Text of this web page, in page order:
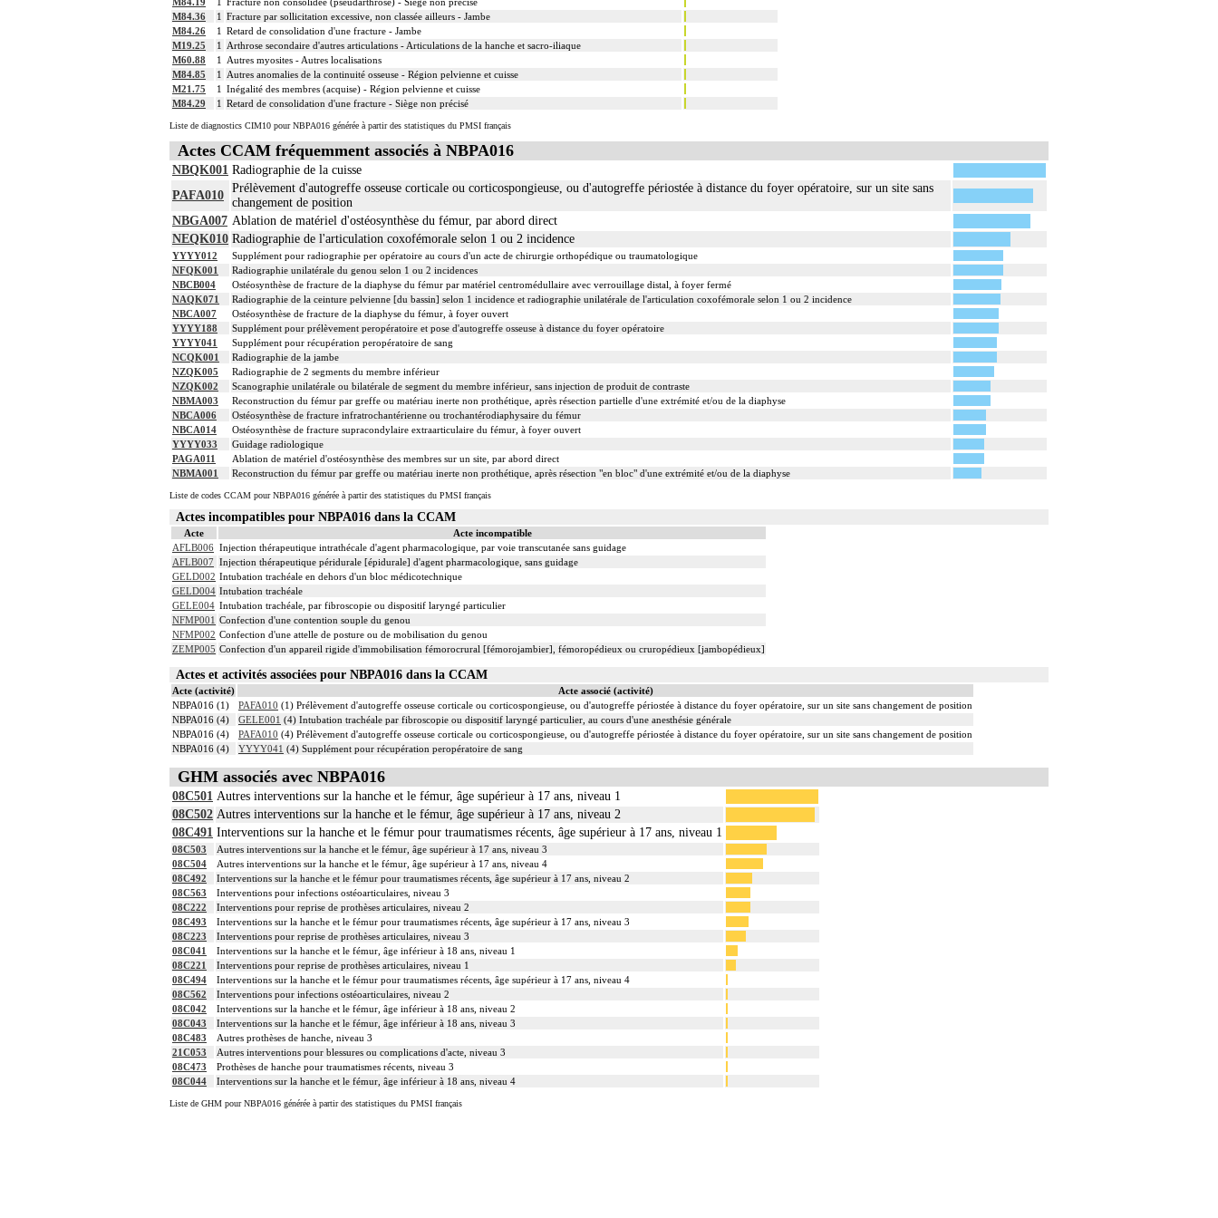
14
La réduction orthopédique extemporanée d'une luxation inclut la contention par confection d'un appareillage rigide externe, ou la stabilisation interne [arthrorise] temporaire.
14
La réduction orthopédique extemporanée d'une fracture inclut la contention par confection d'un appareillage rigide externe.
Comprend : réduction orthopédique itérative de fracture, avec gypsotomie de réaxation
14
Tout acte thérapeutique, par arthrotomie inclut le nettoyage de l'articulation traitée.
14
Tout acte thérapeutique, par arthroscopie inclut le nettoyage de l'articulation traitée.
14
Toute arthrotomie inclut l'arthroscopie peropératoire éventuelle.
M84.36
1 Fracture par sollicitation excessive, non classée ailleurs - Jambe
M84.26
1 Retard de consolidation d'une fracture - Jambe
M19.25
1
Arthrose secondaire d'autres articulations - Articulations de la hanche et sacro-iliaque
M60.88
1
Autres myosites - Autres localisations
M84.85
1
Autres anomalies de la continuité osseuse - Région pelvienne et cuisse
M21.75
1 Inégalité des membres (acquise) - Région pelvienne et cuisse
M84.29
1 Retard de consolidation d'une fracture - Siège non précisé
Liste de diagnostics CIM10 pour NBPA016 générée à partir des statistiques du PMSI français
Actes CCAM fréquemment associés à NBPA016
NBQK001 Radiographie de la cuisse
PAFA010
Prélèvement d'autogreffe osseuse corticale ou corticospongieuse, ou d'autogreffe périostée à distance du foyer opératoire, sur un site sans
changement de position
NBGA007 Ablation de matériel d'ostéosynthèse du fémur, par abord direct
NEQK010 Radiographie de l'articulation coxofémorale selon 1 ou 2 incidence
YYYY012
Supplément pour radiographie per opératoire au cours d'un acte de chirurgie orthopédique ou traumatologique
NFQK001
Radiographie unilatérale du genou selon 1 ou 2 incidences
NBCB004
Ostéosynthèse de fracture de la diaphyse du fémur par matériel centromédullaire avec verrouillage distal, à foyer fermé
NAQK071
Radiographie de la ceinture pelvienne [du bassin] selon 1 incidence et radiographie unilatérale de l'articulation coxofémorale selon 1 ou 2 incidence
NBCA007
Ostéosynthèse de fracture de la diaphyse du fémur, à foyer ouvert
YYYY188
Supplément pour prélèvement peropératoire et pose d'autogreffe osseuse à distance du foyer opératoire
YYYY041
Supplément pour récupération peropératoire de sang
NCQK001
Radiographie de la jambe
NZQK005
Radiographie de 2 segments du membre inférieur
NZQK002
Scanographie unilatérale ou bilatérale de segment du membre inférieur, sans injection de produit de contraste
NBMA003
Reconstruction du fémur par greffe ou matériau inerte non prothétique, après résection partielle d'une extrémité et/ou de la diaphyse
NBCA006
Ostéosynthèse de fracture infratrochantérienne ou trochantérodiaphysaire du fémur
NBCA014
Ostéosynthèse de fracture supracondylaire extraarticulaire du fémur, à foyer ouvert
YYYY033
Guidage radiologique
PAGA011
Ablation de matériel d'ostéosynthèse des membres sur un site, par abord direct
NBMA001
Reconstruction du fémur par greffe ou matériau inerte non prothétique, après résection "en bloc" d'une extrémité et/ou de la diaphyse
Liste de codes CCAM pour NBPA016 générée à partir des statistiques du PMSI français
Actes incompatibles pour NBPA016 dans la CCAM
Acte
Acte incompatible
AFLB006 Injection thérapeutique intrathécale d'agent pharmacologique, par voie transcutanée sans guidage
AFLB007 Injection thérapeutique péridurale [épidurale] d'agent pharmacologique, sans guidage
GELD002 Intubation trachéale en dehors d'un bloc médicotechnique
GELD004 Intubation trachéale
GELE004 Intubation trachéale, par fibroscopie ou dispositif laryngé particulier
NFMP001 Confection d'une contention souple du genou
NFMP002 Confection d'une attelle de posture ou de mobilisation du genou
ZEMP005 Confection d'un appareil rigide d'immobilisation fémorocrural [fémorojambier], fémoropédieux ou cruropédieux [jambopédieux]
Actes et activités associées pour NBPA016 dans la CCAM
Acte (activité)
Acte associé (activité)
NBPA016 (1)
PAFA010 (1) Prélèvement d'autogreffe osseuse corticale ou corticospongieuse, ou d'autogreffe périostée à distance du foyer opératoire, sur un site sans changement de position
NBPA016 (4)
GELE001 (4) Intubation trachéale par fibroscopie ou dispositif laryngé particulier, au cours d'une anesthésie générale
NBPA016 (4)
PAFA010 (4) Prélèvement d'autogreffe osseuse corticale ou corticospongieuse, ou d'autogreffe périostée à distance du foyer opératoire, sur un site sans changement de position
NBPA016 (4)
YYYY041 (4) Supplément pour récupération peropératoire de sang
GHM associés avec NBPA016
08C501 Autres interventions sur la hanche et le fémur, âge supérieur à 17 ans, niveau 1
08C502 Autres interventions sur la hanche et le fémur, âge supérieur à 17 ans, niveau 2
08C491 Interventions sur la hanche et le fémur pour traumatismes récents, âge supérieur à 17 ans, niveau 1
08C503
Autres interventions sur la hanche et le fémur, âge supérieur à 17 ans, niveau 3
08C504
Autres interventions sur la hanche et le fémur, âge supérieur à 17 ans, niveau 4
08C492
Interventions sur la hanche et le fémur pour traumatismes récents, âge supérieur à 17 ans, niveau 2
08C563
Interventions pour infections ostéoarticulaires, niveau 3
08C222
Interventions pour reprise de prothèses articulaires, niveau 2
08C493
Interventions sur la hanche et le fémur pour traumatismes récents, âge supérieur à 17 ans, niveau 3
08C223
Interventions pour reprise de prothèses articulaires, niveau 3
08C041
Interventions sur la hanche et le fémur, âge inférieur à 18 ans, niveau 1
08C221
Interventions pour reprise de prothèses articulaires, niveau 1
08C494
Interventions sur la hanche et le fémur pour traumatismes récents, âge supérieur à 17 ans, niveau 4
08C562
Interventions pour infections ostéoarticulaires, niveau 2
08C042
Interventions sur la hanche et le fémur, âge inférieur à 18 ans, niveau 2
08C043
Interventions sur la hanche et le fémur, âge inférieur à 18 ans, niveau 3
08C483
Autres prothèses de hanche, niveau 3
21C053
Autres interventions pour blessures ou complications d'acte, niveau 3
08C473
Prothèses de hanche pour traumatismes récents, niveau 3
08C044
Interventions sur la hanche et le fémur, âge inférieur à 18 ans, niveau 4
Liste de GHM pour NBPA016 générée à partir des statistiques du PMSI français